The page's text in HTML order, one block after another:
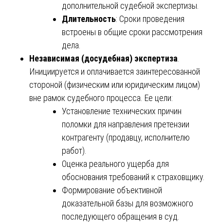
дополнительной судебной экспертизы.
Длительность: Сроки проведения
встроены в общие сроки рассмотрения
дела.
Независимая (досудебная) экспертиза
Инициируется и оплачивается заинтересованной
стороной (физическим или юридическим лицом)
вне рамок судебного процесса. Ее цели:
Установление технических причин
поломки для направления претензии
контрагенту (продавцу, исполнителю
работ).
Оценка реального ущерба для
обоснования требований к страховщику.
Формирование объективной
доказательной базы для возможного
последующего обращения в суд.